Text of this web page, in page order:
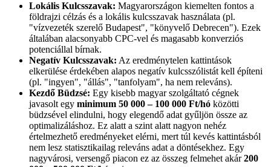
Lokális Kulcsszavak: Magyarországon kiemelten fontos a
földrajzi célzás és a lokális kulcsszavak használata (pl.
"vízvezeték szerelő Budapest", "könyvelő Debrecen"). Ezek
általában alacsonyabb CPC-vel és magasabb konverziós
potenciállal bírnak.
Negatív Kulcsszavak: Az eredménytelen kattintások
elkerülése érdekében alapos negatív kulcsszólistát kell építeni
(pl. "ingyen", "állás", "tanfolyam", ha nem releváns).
Kezdő Büdzsé: Egy kisebb magyar szolgáltató cégnek
javasolt egy minimum 50 000 – 100 000 Ft/hó közötti
büdzsével elindulni, hogy elegendő adat gyűljön össze az
optimalizáláshoz. Ez alatt a szint alatt nagyon nehéz
értelmezhető eredményeket elérni, mert túl kevés kattintásból
nem lesz statisztikailag releváns adat a döntésekhez. Egy
nagyvárosi, versengő piacon ez az összeg felmehet akár200